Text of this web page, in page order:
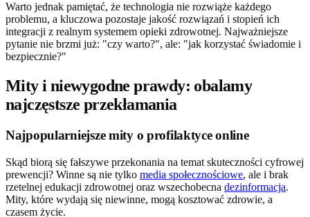
Warto jednak pamiętać, że technologia nie rozwiąże każdego
problemu, a kluczowa pozostaje jakość rozwiązań i stopień ich
integracji z realnym systemem opieki zdrowotnej. Najważniejsze
pytanie nie brzmi już: "czy warto?", ale: "jak korzystać świadomie i
bezpiecznie?"
Mity i niewygodne prawdy: obalamy
najczęstsze przekłamania
Najpopularniejsze mity o profilaktyce online
Skąd biorą się fałszywe przekonania na temat skuteczności cyfrowej
prewencji? Winne są nie tylko media społecznościowe, ale i brak
rzetelnej edukacji zdrowotnej oraz wszechobecna dezinformacja.
Mity, które wydają się niewinne, mogą kosztować zdrowie, a
czasem życie.